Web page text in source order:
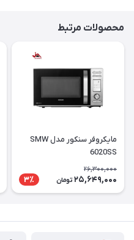
محصولات مرتبط
مایکروفر سنکور مدل SMW
6020SS
26,300,000
25,649,000 تومان 3٪